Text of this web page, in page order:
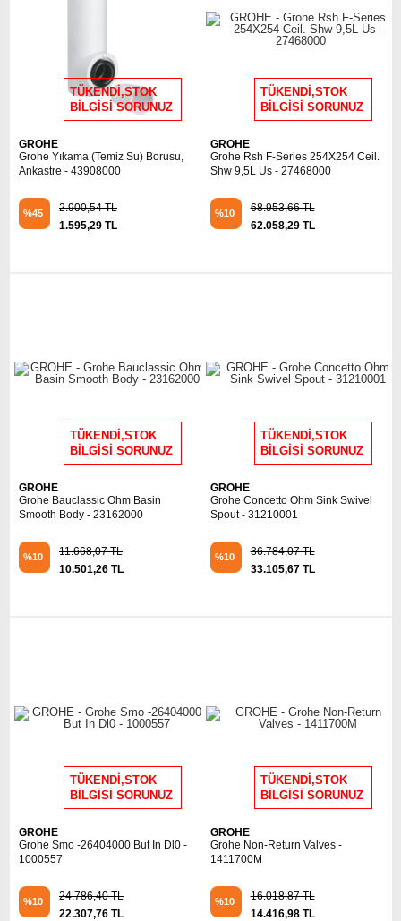
TÜKENDİ,STOK
BİLGİSİ SORUNUZ
GROHE
Grohe Yıkama (Temiz Su) Borusu,
Ankastre - 43908000
%45
2.900,54 TL
1.595,29 TL
TÜKENDİ,STOK
BİLGİSİ SORUNUZ
GROHE
Grohe Rsh F-Series 254X254 Ceil.
Shw 9,5L Us - 27468000
%10
68.953,66 TL
62.058,29 TL
TÜKENDİ,STOK
BİLGİSİ SORUNUZ
GROHE
Grohe Bauclassic Ohm Basin
Smooth Body - 23162000
%10
11.668,07 TL
10.501,26 TL
TÜKENDİ,STOK
BİLGİSİ SORUNUZ
GROHE
Grohe Concetto Ohm Sink Swivel
Spout - 31210001
%10
36.784,07 TL
33.105,67 TL
TÜKENDİ,STOK
BİLGİSİ SORUNUZ
GROHE
Grohe Smo -26404000 But In Dl0 -
1000557
%10
24.786,40 TL
22.307,76 TL
TÜKENDİ,STOK
BİLGİSİ SORUNUZ
GROHE
Grohe Non-Return Valves -
1411700M
%10
16.018,87 TL
14.416,98 TL